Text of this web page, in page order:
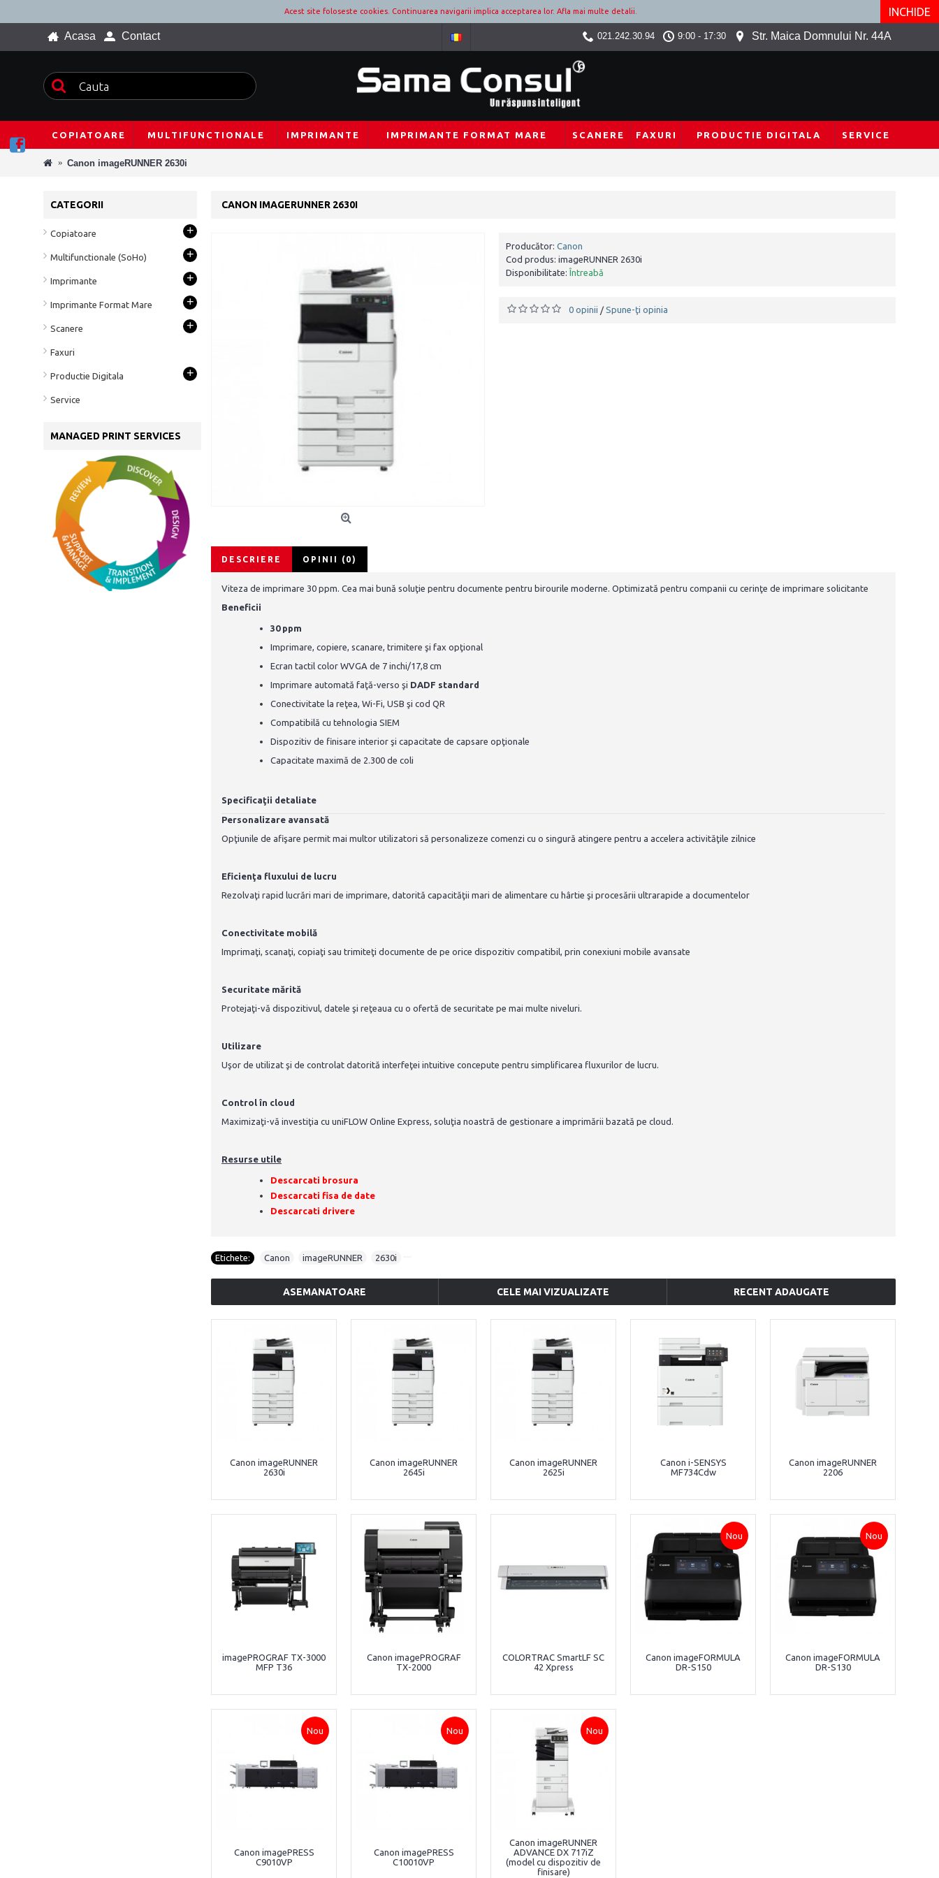
Acest site foloseste cookies. Continuarea navigarii implica acceptarea lor. Afla mai multe detalii. INCHIDE
Acasa Contact 021.242.30.94 9:00 - 17:30 Str. Maica Domnului Nr. 44A
COPIATOARE MULTIFUNCTIONALE IMPRIMANTE IMPRIMANTE FORMAT MARE SCANERE FAXURI PRODUCTIE DIGITALA SERVICE
Canon imageRUNNER 2630i
CATEGORII
Copiatoare +
Multifunctionale (SoHo) +
Imprimante +
Imprimante Format Mare +
Scanere +
Faxuri
Productie Digitala +
Service
MANAGED PRINT SERVICES
CANON IMAGERUNNER 2630I
Producător: Canon
Cod produs: imageRUNNER 2630i
Disponibilitate: Întreabă
0 opinii / Spune-ţi opinia
DESCRIERE OPINII (0)
Viteza de imprimare 30 ppm. Cea mai bună soluţie pentru documente pentru birourile moderne. Optimizată pentru companii cu cerinţe de imprimare solicitante
Beneficii
30 ppm
Imprimare, copiere, scanare, trimitere şi fax opţional
Ecran tactil color WVGA de 7 inchi/17,8 cm
Imprimare automată faţă-verso şi DADF standard
Conectivitate la reţea, Wi-Fi, USB şi cod QR
Compatibilă cu tehnologia SIEM
Dispozitiv de finisare interior şi capacitate de capsare opţionale
Capacitate maximă de 2.300 de coli
Specificaţii detaliate
Personalizare avansată
Opţiunile de afişare permit mai multor utilizatori să personalizeze comenzi cu o singură atingere pentru a accelera activităţile zilnice
Eficienţa fluxului de lucru
Rezolvaţi rapid lucrări mari de imprimare, datorită capacităţii mari de alimentare cu hârtie şi procesării ultrarapide a documentelor
Conectivitate mobilă
Imprimaţi, scanaţi, copiaţi sau trimiteţi documente de pe orice dispozitiv compatibil, prin conexiuni mobile avansate
Securitate mărită
Protejaţi-vă dispozitivul, datele şi reţeaua cu o ofertă de securitate pe mai multe niveluri.
Utilizare
Uşor de utilizat şi de controlat datorită interfeţei intuitive concepute pentru simplificarea fluxurilor de lucru.
Control în cloud
Maximizaţi-vă investiţia cu uniFLOW Online Express, soluţia noastră de gestionare a imprimării bazată pe cloud.
Resurse utile
Descarcati brosura
Descarcati fisa de date
Descarcati drivere
Etichete: Canon imageRUNNER 2630i
ASEMANATOARE CELE MAI VIZUALIZATE RECENT ADAUGATE
Canon imageRUNNER
2630i
Canon imageRUNNER
2645i
Canon imageRUNNER
2625i
Canon i-SENSYS
MF734Cdw
Canon imageRUNNER
2206
imagePROGRAF TX-3000
MFP T36
Canon imagePROGRAF
TX-2000
COLORTRAC SmartLF SC
42 Xpress
Nou
Canon imageFORMULA
DR-S150
Nou
Canon imageFORMULA
DR-S130
Nou
Canon imagePRESS
C9010VP
Nou
Canon imagePRESS
C10010VP
Nou
Canon imageRUNNER
ADVANCE DX 717iZ
(model cu dispozitiv de
finisare)